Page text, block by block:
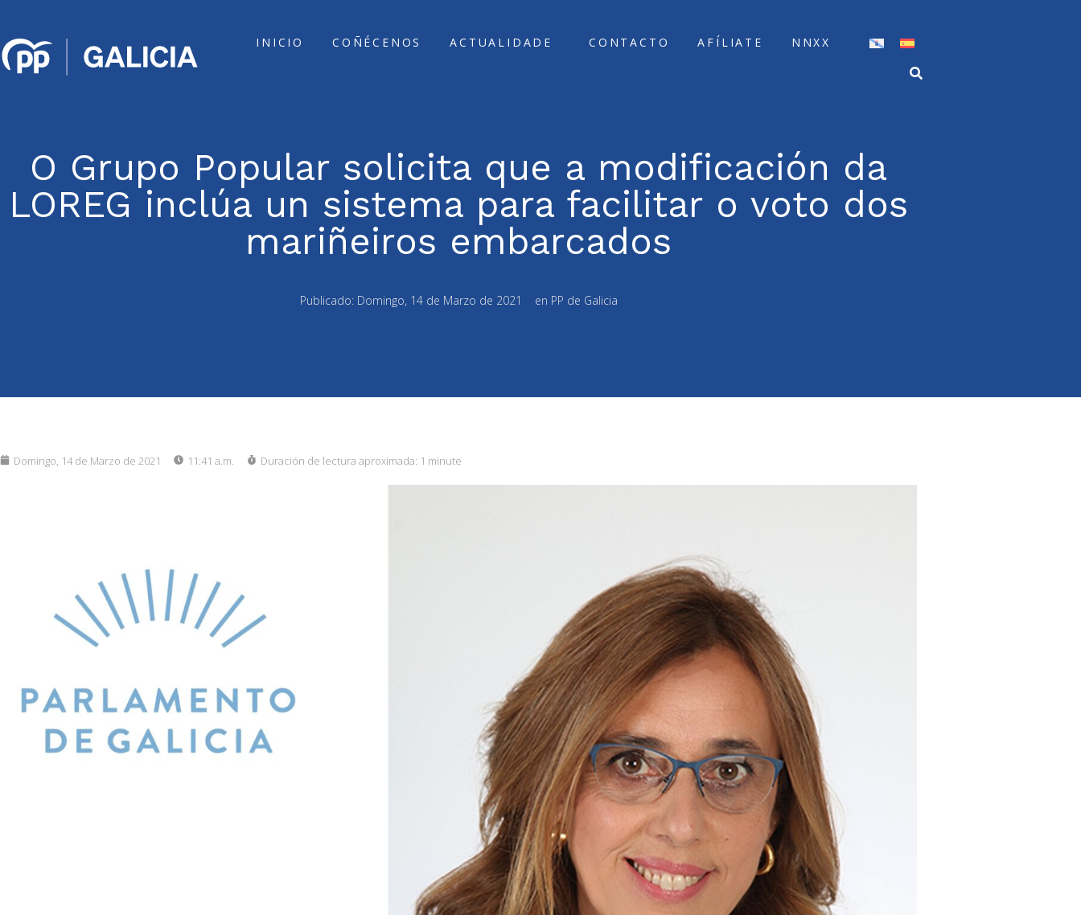
INICIO COÑÉCENOS ACTUALIDADE CONTACTO AFÍLIATE NNXX
O Grupo Popular solicita que a modificación da
LOREG inclúa un sistema para facilitar o voto dos
mariñeiros embarcados
Publicado: Domingo, 14 de Marzo de 2021 en PP de Galicia
Domingo, 14 de Marzo de 2021 11:41 a.m. Duración de lectura aproximada: 1 minute